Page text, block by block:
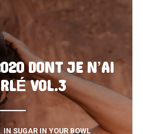
DONT JE N’AI
VOL.3
IN SUGAR IN YOUR BOWL